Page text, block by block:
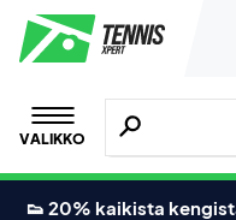
VALIKKO
Hae tuotteita,
👟 20% kaikista